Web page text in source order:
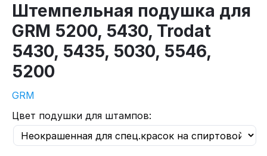
Штемпельная подушка для
GRM 5200, 5430, Trodat
5430, 5435, 5030, 5546,
5200
GRM
Цвет подушки для штампов: